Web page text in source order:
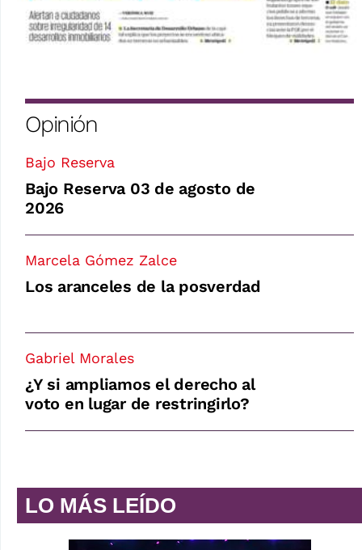
Opinión
Bajo Reserva
Bajo Reserva 03 de agosto de
2026
Marcela Gómez Zalce
Los aranceles de la posverdad
Gabriel Morales
¿Y si ampliamos el derecho al
voto en lugar de restringirlo?
LO MÁS LEÍDO